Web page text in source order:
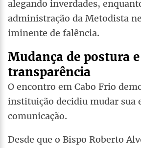
alegando inverdades,
administração da Metodista
iminente de falência.
Mudança de postura
transparência
O encontro em Cabo Frio
instituição decidiu mudar sua
comunicação.
Desde que o Bispo Roberto